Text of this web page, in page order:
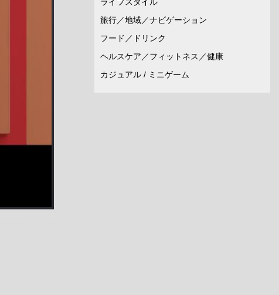
旅行／地域／ナビゲーション
フード／ドリンク
ヘルスケア／フィットネス／健康
カジュアル / ミニゲーム